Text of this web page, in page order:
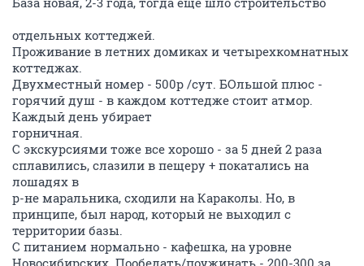
отдельных коттеджей.
Проживание в летних домиках и четырехкомнатных
коттеджах.
Двухместный номер - 500р /сут. БОльшой плюс -
горячий душ - в каждом коттедже стоит атмор.
Каждый день убирает
горничная.
С экскурсиями тоже все хорошо - за 5 дней 2 раза
сплавились, слазили в пещеру + покатались на
лошадях в
р-не маральника, сходили на Караколы. Но, в
принципе, был народ, который не выходил с
территории базы.
С питанием нормально - кафешка, на уровне
Новосибирских. Пообедать/поужинать - 200-300 за